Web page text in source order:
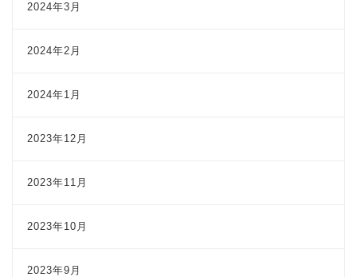
2024年3月
2024年2月
2024年1月
2023年12月
2023年11月
2023年10月
2023年9月